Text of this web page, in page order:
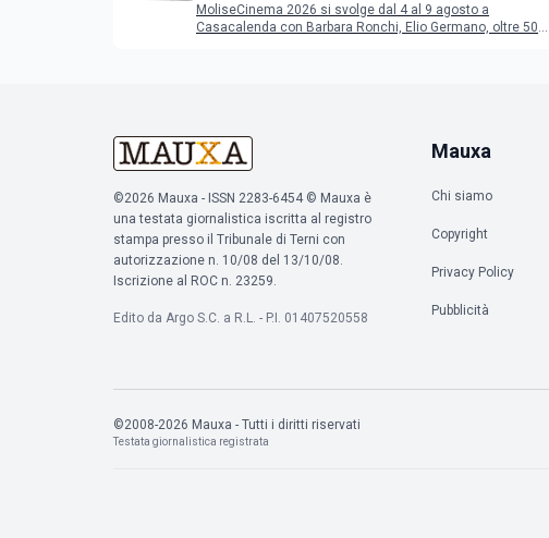
MoliseCinema 2026 si svolge dal 4 al 9 agosto a
Casacalenda con Barbara Ronchi, Elio Germano, oltre 50
©2026 Mauxa - ISSN 2283-6454 © Mauxa è
una testata giornalistica iscritta al registro
stampa presso il Tribunale di Terni con
autorizzazione n. 10/08 del 13/10/08.
Iscrizione al ROC n. 23259.
Edito da Argo S.C. a R.L. - P.I. 01407520558
Mauxa
Chi siamo
Copyright
Privacy Policy
Pubblicità
©2008-2026 Mauxa - Tutti i diritti riservati
Testata giornalistica registrata